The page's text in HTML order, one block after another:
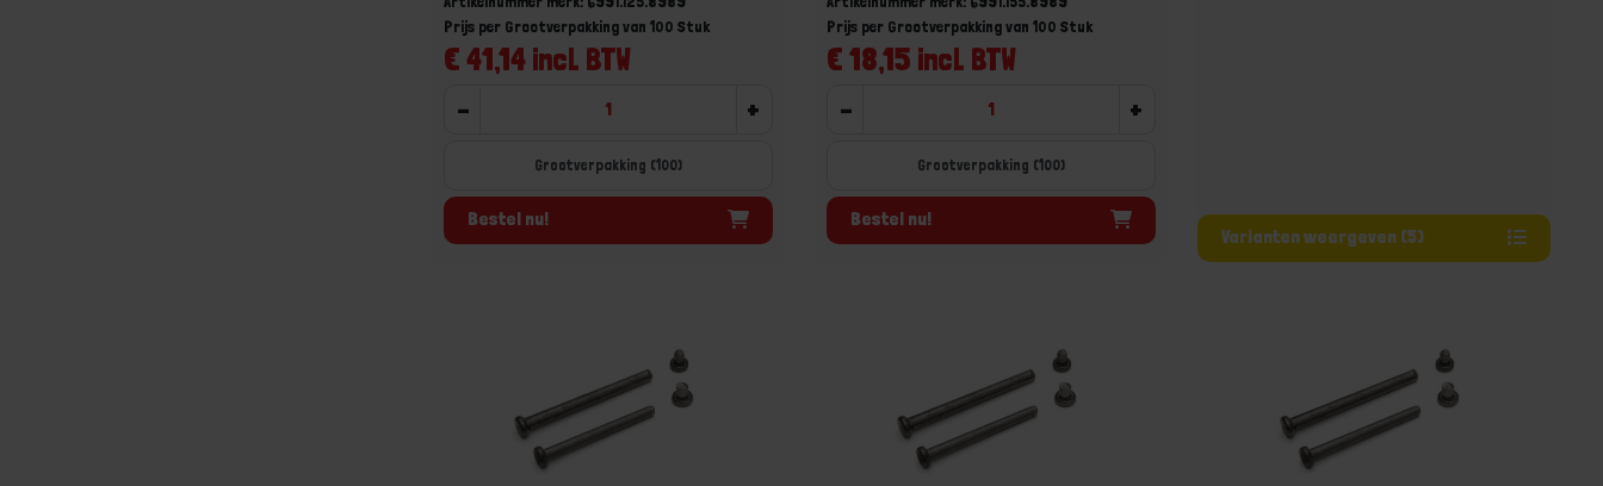
€ 41,14 incl. BTW
Prijs per Grootverpakking van 100 Stuk
- +
Grootverpakking (100)
Bestel nu!
€ 18,15 incl. BTW
Prijs per Grootverpakking van 100 Stuk
- +
Grootverpakking (100)
Bestel nu!
Varianten weergeven (5)